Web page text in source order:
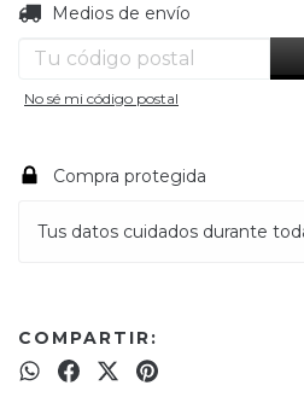
Entregas para el CP:
Medios de envío
No sé mi código postal
Compra protegida
Tus datos cuidados durante
COMPARTIR: